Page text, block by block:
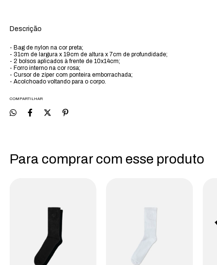
Descrição
- Bag de nylon na cor preta;
- 31cm de largura x 19cm de altura x 7cm de profundidade;
- 2 bolsos aplicados à frente de 10x14cm;
- Forro interno na cor rosa;
- Cursor de zíper com ponteira emborrachada;
- Acolchoado voltando para o corpo.
COMPARTILHAR
Para comprar com esse produto